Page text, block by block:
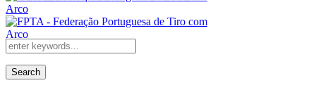
Search